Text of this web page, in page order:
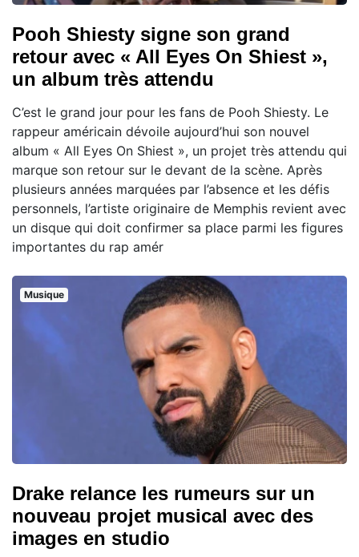
Pooh Shiesty signe son grand
retour avec « All Eyes On Shiest »,
un album très attendu
C’est le grand jour pour les fans de Pooh Shiesty. Le
rappeur américain dévoile aujourd’hui son nouvel
album « All Eyes On Shiest », un projet très attendu qui
marque son retour sur le devant de la scène. Après
plusieurs années marquées par l’absence et les défis
personnels, l’artiste originaire de Memphis revient avec
un disque qui doit confirmer sa place parmi les figures
importantes du rap amér
Musique
Drake relance les rumeurs sur un
nouveau projet musical avec des
images en studio